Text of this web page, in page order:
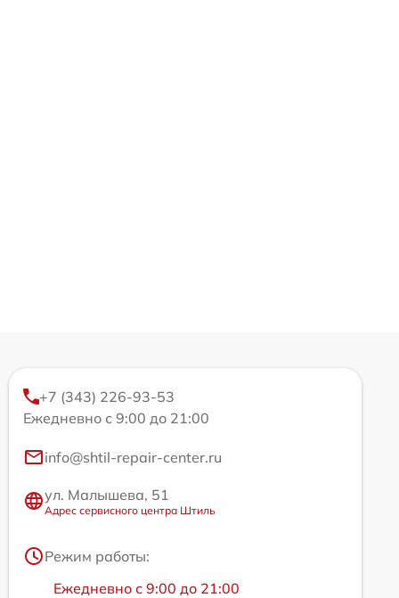
+7 (343) 226-93-53
Ежедневно с 9:00 до 21:00
info@shtil-repair-center.ru
ул. Малышева, 51
Адрес сервисного центра Штиль
Режим работы:
Ежедневно с 9:00 до 21:00